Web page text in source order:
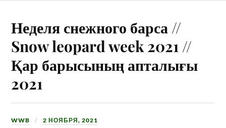
Неделя снежного барса //
Snow leopard week 2021 //
Қар барысының апталығы
2021
WWB 2 НОЯБРЯ, 2021